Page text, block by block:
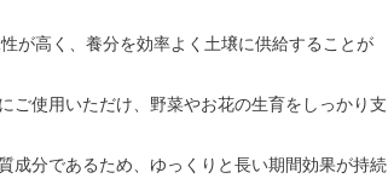
が高く、養分を効率よく土壌に供給することが
ご使用いただけ、野菜やお花の生育をしっかり支
成分であるため、ゆっくりと長い期間効果が持続